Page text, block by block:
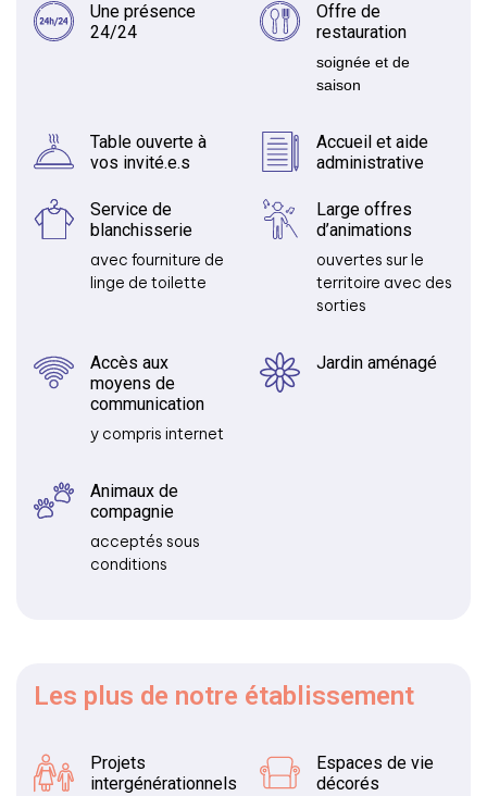
Une présence
24/24
Offre de
restauration
soignée et de
saison
Table ouverte à
vos invité.e.s
Accueil et aide
administrative
Service de
blanchisserie
avec fourniture de
linge de toilette
Large offres
d’animations
ouvertes sur le
territoire avec des
sorties
Accès aux
moyens de
communication
y compris internet
Jardin aménagé
Animaux de
compagnie
acceptés sous
conditions
Les plus de notre établissement
Projets
intergénérationnels
Espaces de vie
décorés